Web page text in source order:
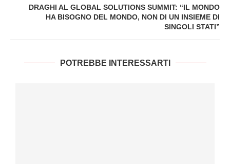
DRAGHI AL GLOBAL SOLUTIONS SUMMIT: “IL MONDO
HA BISOGNO DEL MONDO, NON DI UN INSIEME DI
SINGOLI STATI”
POTREBBE INTERESSARTI